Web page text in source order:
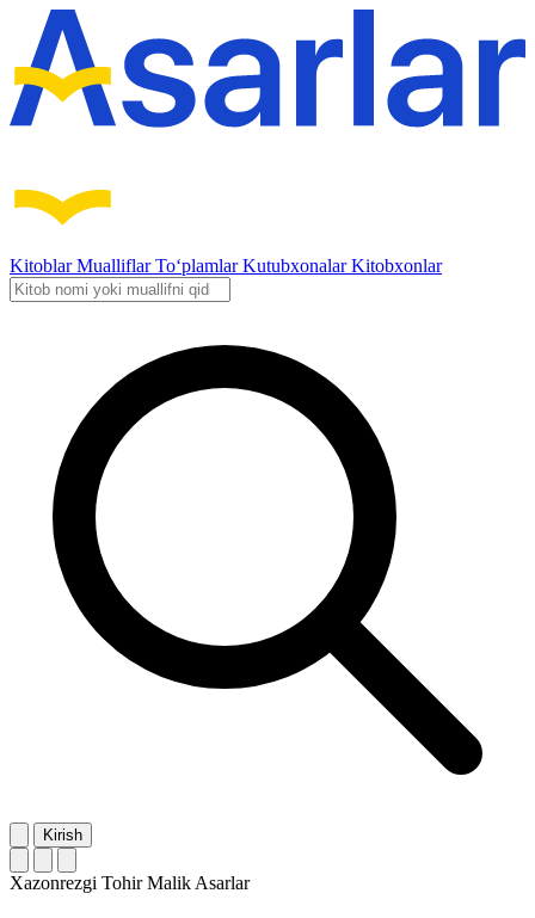
KitoblarMualliflarTo‘plamlarKutubxonalarKitobxonlar
Kirish
Xazonrezgi Tohir MalikAsarlar